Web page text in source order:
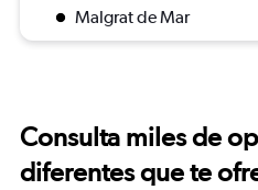
Malgrat de Mar
Consulta miles de
diferentes que te